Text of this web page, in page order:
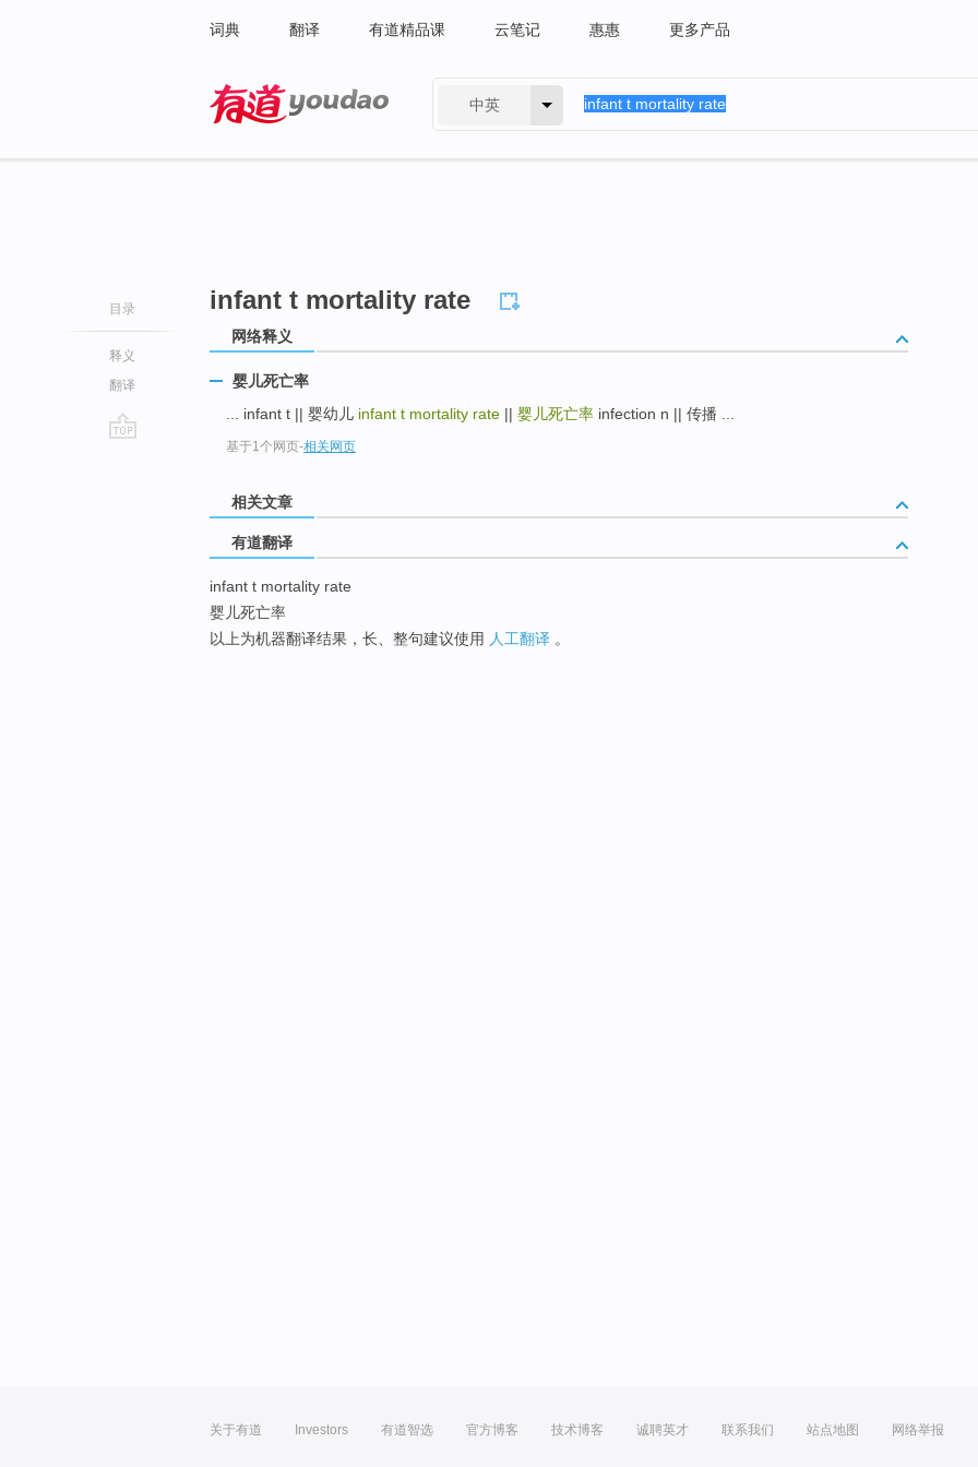
词典 翻译 有道精品课 云笔记 惠惠 更多产品
中英
目录
释义
翻译
infant t mortality rate
网络释义
婴儿死亡率
... infant t || 婴幼儿 infant t mortality rate || 婴儿死亡率 infection n || 传播 ...
基于1个网页-相关网页
相关文章
有道翻译
infant t mortality rate
婴儿死亡率
以上为机器翻译结果，长、整句建议使用 人工翻译 。
关于有道 Investors 有道智选 官方博客 技术博客 诚聘英才 联系我们 站点地图 网络举报